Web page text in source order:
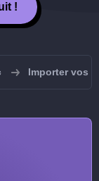
!
Importer vos